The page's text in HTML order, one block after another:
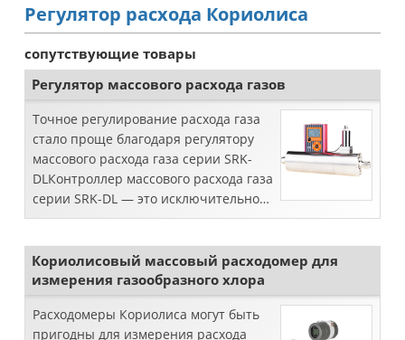
Регулятор расхода Кориолиса
сопутствующие товары
Регулятор массового расхода газов
Точное регулирование расхода газа
стало проще благодаря регулятору
массового расхода газа серии SRK-
DLКонтроллер массового расхода газа
серии SRK-DL — это исключительное
устройство, созданное для точного
газа...
Кориолисовый массовый расходомер для
измерения газообразного хлора
Расходомеры Кориолиса могут быть
пригодны для измерения расхода